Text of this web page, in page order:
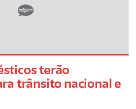
terão
trânsito nacional e